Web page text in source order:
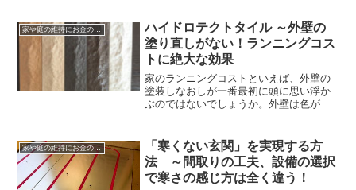
もステキな家に変わります！家の印象は
外構で決まるといいますが...
ハイドロテクトタイル ～外壁の
塗り直しがない！ランニングコス
トに絶大な効果
家のランニングコストといえば、外壁の
塗装しなおしが一番最初に頭に思い浮か
ぶのではないでしょうか。外壁は色が褪
も、すぐに汚れたり印象が変わってしま
ってはもったいないです。そんなとき、
ハイドロテクトタイルに出会い一目惚れ
しました。
家や庭の維持にお金のかからない家づくり、暮らしかた
「寒くない玄関」を実現する方
法 ～間取りの工夫、設備の選択
で寒さの感じ方は全く違う！